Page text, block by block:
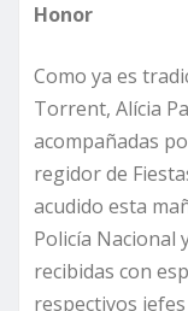
Honor
Como ya es
Torrent, Alícia
acompañadas
regidor de
acudido esta
Policía Nacional
recibidas con
respectivos